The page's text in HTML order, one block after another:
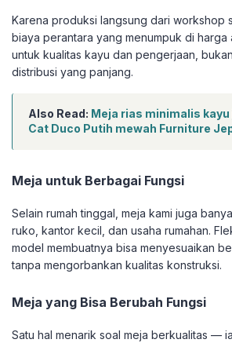
Karena produksi langsung dari workshop
biaya perantara yang menumpuk di harga
untuk kualitas kayu dan pengerjaan,
distribusi yang panjang.
Also Read: Meja rias minimalis
Cat Duco Putih mewah Furniture
Meja untuk Berbagai Fungsi
Selain rumah tinggal, meja kami juga
ruko, kantor kecil, dan usaha rumahan.
model membuatnya bisa menyesuaikan
tanpa mengorbankan kualitas konstruksi.
Meja yang Bisa Berubah Fungsi
Satu hal menarik soal meja berkualitas —